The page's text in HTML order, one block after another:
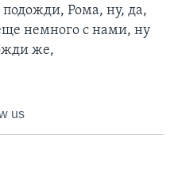
подожди, Рома, ну, да,
немного с нами, ну
же,
us